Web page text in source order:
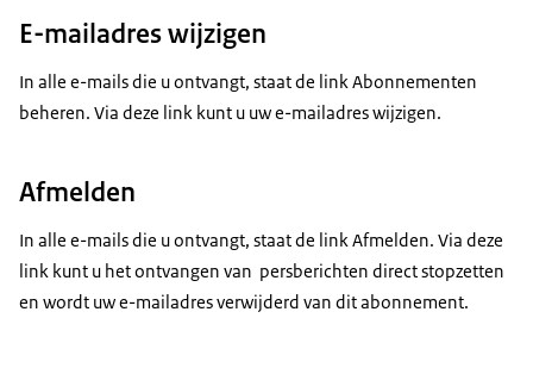
E-mailadres wijzigen
In alle e-mails die u ontvangt, staat de link Abonnementen
beheren. Via deze link kunt u uw e-mailadres wijzigen.
Afmelden
In alle e-mails die u ontvangt, staat de link Afmelden. Via deze
link kunt u het ontvangen van persberichten direct stopzetten
en wordt uw e-mailadres verwijderd van dit abonnement.